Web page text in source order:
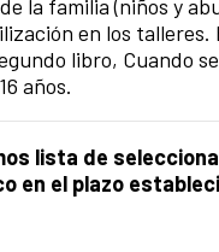
la familia (niños y
en los talleres.
libro, Cuando
años.
lista de
en el plazo